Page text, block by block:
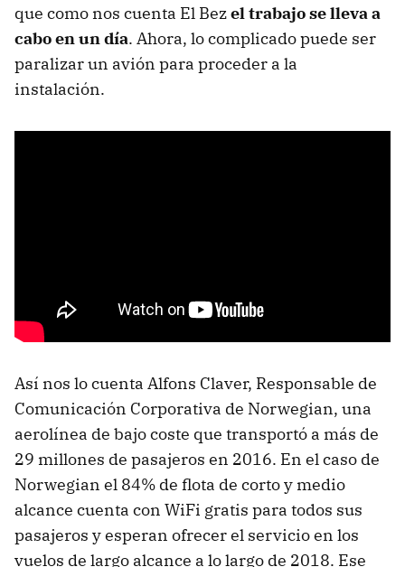
que como nos cuenta El Bezel trabajo se lleva a
cabo en un día. Ahora, lo complicado puede ser
paralizar un avión para proceder a la
instalación.
Así nos lo cuenta Alfons Claver, Responsable de
Comunicación Corporativa de Norwegian, una
aerolínea de bajo coste que transportó a más de
29 millones de pasajeros en 2016. En el caso de
Norwegian el 84% de flota de corto y medio
alcance cuenta con WiFi gratis para todos sus
pasajeros y esperan ofrecer el servicio en los
vuelos de largo alcance a lo largo de 2018. Ese